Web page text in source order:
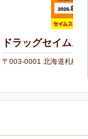
ドラッグセイムス
〒003-0001 北海道札幌市